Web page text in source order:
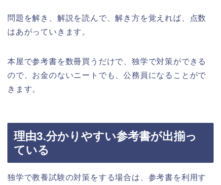
問題を解き、解説を読んで、解き方を覚えれば、点数
はあがっていきます。
本屋で参考書を数冊買うだけで、独学で対策ができる
ので、お金のないニートでも、公務員になることがで
きます。
理由3.分かりやすい参考書が出揃っ
ている
独学で教養試験の対策をする場合は、参考書を利用す